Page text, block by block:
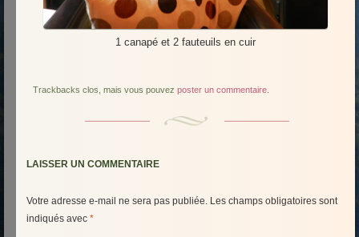
1 canapé et 2 fauteuils en cuir
Trackbacks clos, mais vous pouvez poster un commentaire.
LAISSER UN COMMENTAIRE
Votre adresse e-mail ne sera pas publiée. Les champs obligatoires sont
indiqués avec *